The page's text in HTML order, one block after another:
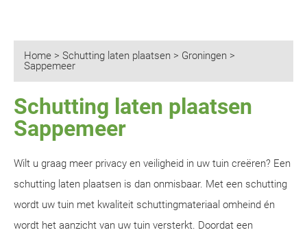
Home > Schutting laten plaatsen > Groningen >
Sappemeer
Schutting laten plaatsen
Sappemeer
Wilt u graag meer privacy en veiligheid in uw tuin creëren? Een
schutting laten plaatsen is dan onmisbaar. Met een schutting
wordt uw tuin met kwaliteit schuttingmateriaal omheind én
wordt het aanzicht van uw tuin versterkt. Doordat een